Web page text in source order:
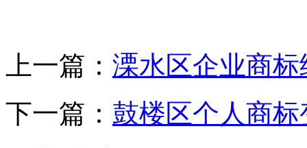
上一篇： 溧水区企业商
下一篇： 鼓楼区个人商